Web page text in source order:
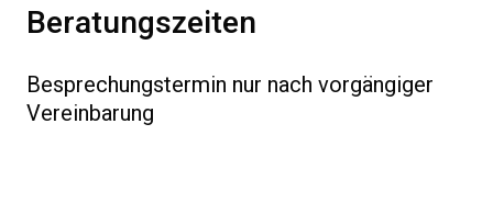
Beratungszeiten
Besprechungstermin nur nach vorgängiger
Vereinbarung